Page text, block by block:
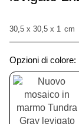
30,5 x 30,5 x 1 cm
Opzioni di colore: